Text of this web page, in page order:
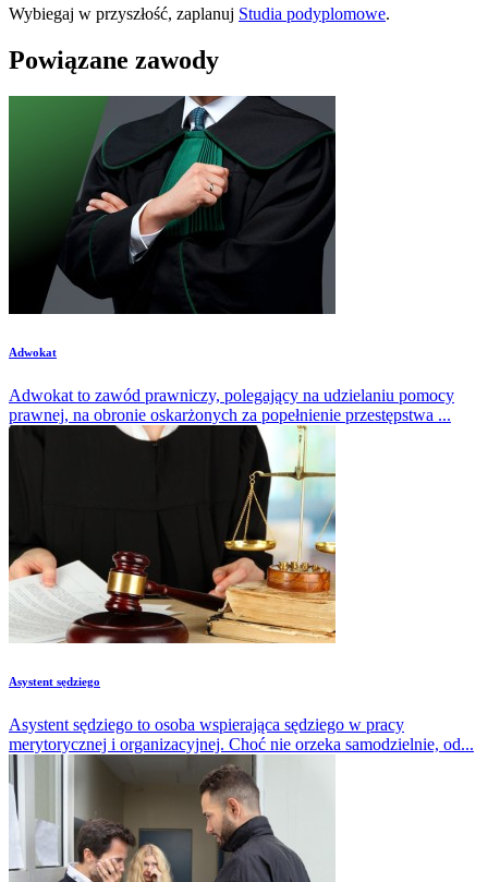
Wybiegaj w przyszłość, zaplanuj Studia podyplomowe.
Powiązane zawody
Adwokat
Adwokat to zawód prawniczy, polegający na udzielaniu pomocy
prawnej, na obronie oskarżonych za popełnienie przestępstwa ...
Asystent sędziego
Asystent sędziego to osoba wspierająca sędziego w pracy
merytorycznej i organizacyjnej. Choć nie orzeka samodzielnie, od...